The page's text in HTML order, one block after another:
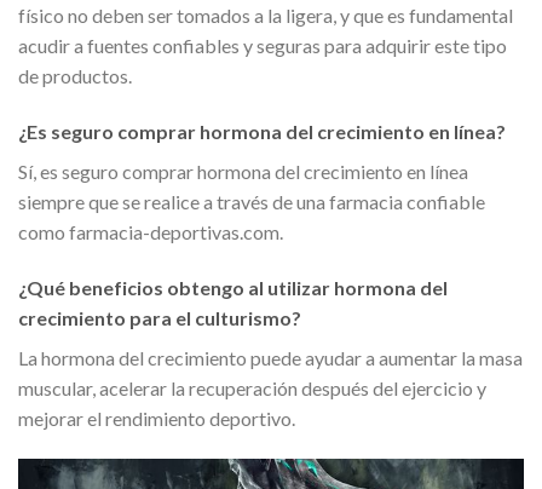
físico no deben ser tomados a la ligera, y que es fundamental
acudir a fuentes confiables y seguras para adquirir este tipo
de productos.
¿Es seguro comprar hormona del crecimiento en línea?
Sí, es seguro comprar hormona del crecimiento en línea
siempre que se realice a través de una farmacia confiable
como farmacia-deportivas.com.
¿Qué beneficios obtengo al utilizar hormona del
crecimiento para el culturismo?
La hormona del crecimiento puede ayudar a aumentar la masa
muscular, acelerar la recuperación después del ejercicio y
mejorar el rendimiento deportivo.